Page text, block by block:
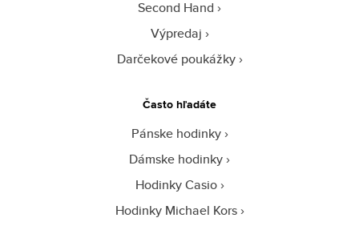
Second Hand
Výpredaj
Darčekové poukážky
Často hľadáte
Pánske hodinky
Dámske hodinky
Hodinky Casio
Hodinky Michael Kors